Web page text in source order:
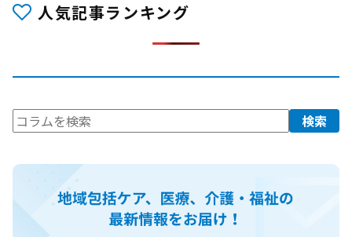
人気記事ランキング
検
検索